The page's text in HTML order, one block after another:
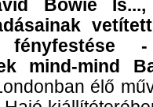
Bowie
mind-mind
élő